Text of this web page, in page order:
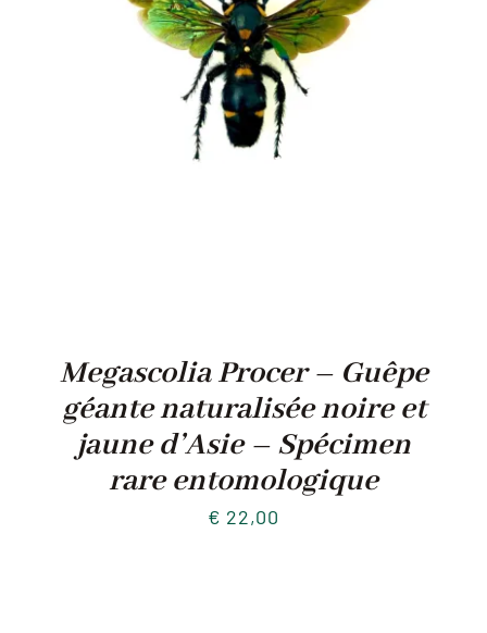
Megascolia Procer – Guêpe
géante naturalisée noire et
jaune d’Asie – Spécimen
rare entomologique
€ 22,00